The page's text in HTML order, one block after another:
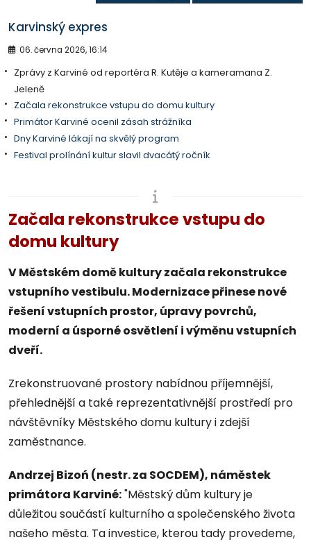
Karvinský expres
06. června 2026, 16:14
Zprávy z Karviné od reportéra R. Kutěje a kameramana Z.
Jeleně
Začala rekonstrukce vstupu do domu kultury
Primátor Karviné ocenil zásah strážníka
Dny Karviné lákají na skvělý program
Festival prolínání kultur slavil dvacátý ročník
Začala rekonstrukce vstupu do
domu kultury
V Městském domě kultury začala rekonstrukce
vstupního vestibulu. Modernizace přinese nové
řešení vstupních prostor, úpravy povrchů,
moderní a úsporné osvětlení i výměnu vstupních
dveří.
Zrekonstruované prostory nabídnou příjemnější,
přehlednější a také reprezentativnější prostředí pro
návštěvníky Městského domu kultury i zdejší
zaměstnance.
Andrzej Bizoń (nestr. za SOCDEM), náměstek
primátora Karviné:"Městský dům kultury je
důležitou součástí kulturního a společenského života
našeho města. Ta investice, kterou tady provedeme,